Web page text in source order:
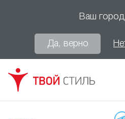
Ваш город
Да, верно